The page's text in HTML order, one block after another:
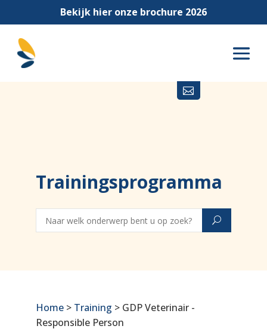
Bekijk hier onze brochure 2026

Trainingsprogramma
Home> Training > GDP Veterinair -
Responsible Person